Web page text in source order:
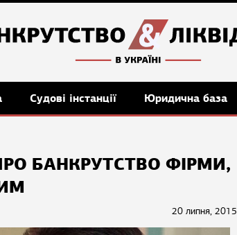
Судові інстанції Юридична база
БАНКРУТСТВО ФІРМИ,
20 липня, 2015